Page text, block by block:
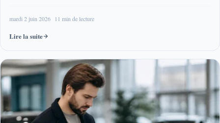
mardi 2 juin 2026 11 min de lecture
Lire la suite